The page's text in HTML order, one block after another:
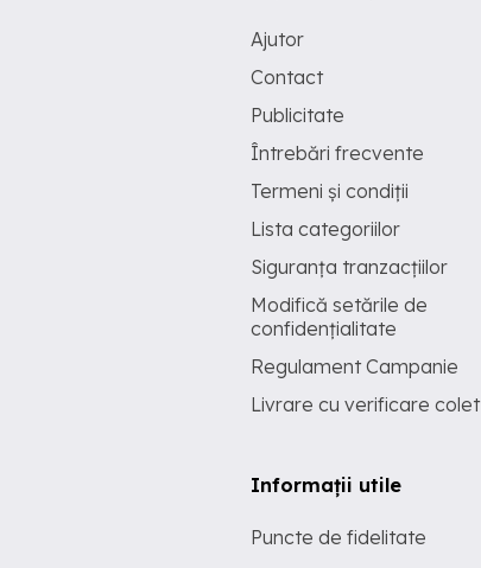
Ajutor
Contact
Publicitate
Întrebări frecvente
Termeni și condiții
Lista categoriilor
Siguranța tranzacțiilor
Modifică setările de
confidențialitate
Regulament Campanie
Livrare cu verificare colet
Informații utile
Puncte de fidelitate